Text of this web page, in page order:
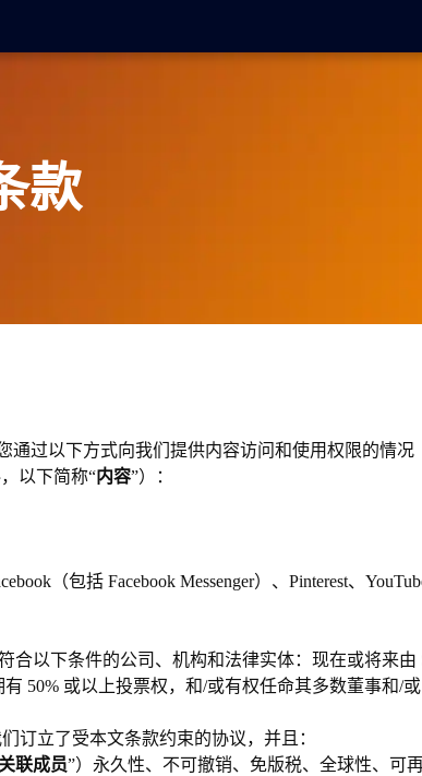
款
通过以下方式向我们提供内容访问和使用权限的情况
以下简称“内容”）：
（包括 Facebook Messenger）、Pinterest、
合以下条件的公司、机构和法律实体：现在或将来
50% 或以上投票权，和/或有权任命其多数董事和/
订立了受本文条款约束的协议，并且：
关联成员”）永久性、不可撤销、免版税、全球性、可